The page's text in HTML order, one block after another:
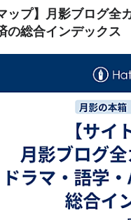
ップ】月影ブログ全
の総合インデックス